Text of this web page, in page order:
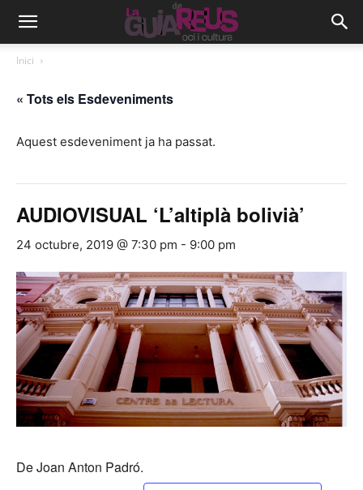
Inici
« Tots els Esdeveniments
Aquest esdeveniment ja ha passat.
AUDIOVISUAL ‘L’altiplà bolivià’
24 octubre, 2019 @ 7:30 pm - 9:00 pm
De Joan Anton Padró.